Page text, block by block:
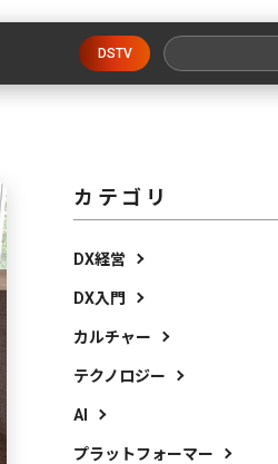
DSTV
カテゴリ
DX経営
DX入門
カルチャー
テクノロジー
AI
プラットフォーマー